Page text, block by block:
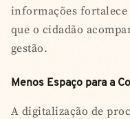
informações
que o cidadão
gestão.
Menos Espaço para a
A digitalização de